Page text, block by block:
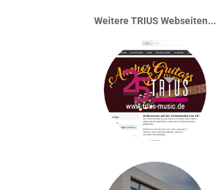
Weitere TRIUS Webseiten...